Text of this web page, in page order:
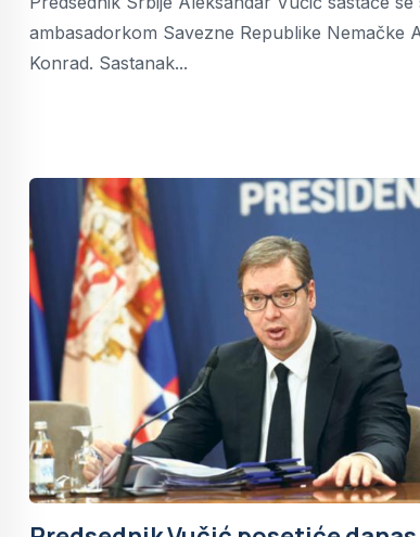
ambasadorkom Savezne Republike Nemačke
Konrad. Sastanak...